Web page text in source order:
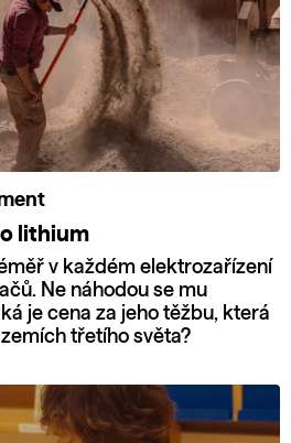
o lithium
v každém elektrozařízení
Ne náhodou se mu
je cena za jeho těžbu, která
třetího světa?